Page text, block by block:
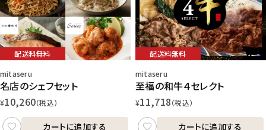
配送料無料
mitaseru
名店のシェフセット
¥10,260（税込）
カートに追加する
配送料無料
mitaseru
至福の和牛４セレクト
¥11,718（税込）
カートに追加する